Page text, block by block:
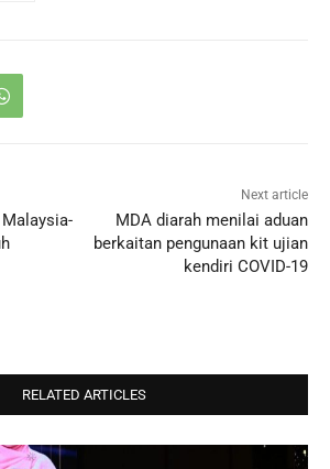
Next article
MDA diarah menilai aduan
berkaitan pengunaan kit ujian
kendiri COVID-19
RELATED ARTICLES